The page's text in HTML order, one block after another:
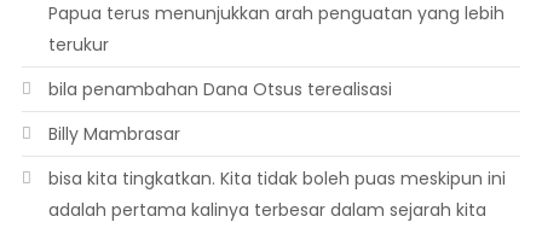
Papua terus menunjukkan arah penguatan yang lebih
terukur
bila penambahan Dana Otsus terealisasi
Billy Mambrasar
bisa kita tingkatkan. Kita tidak boleh puas meskipun ini
adalah pertama kalinya terbesar dalam sejarah kita